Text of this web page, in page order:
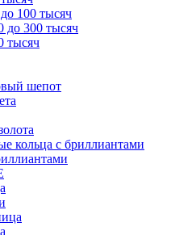
100 тысяч
до 300 тысяч
тысяч
шепот
кольца с бриллиантами